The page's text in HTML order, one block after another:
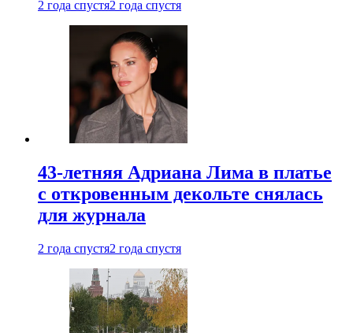
2 года спустя2 года спустя
43-летняя Адриана Лима в платье
с откровенным декольте снялась
для журнала
2 года спустя2 года спустя